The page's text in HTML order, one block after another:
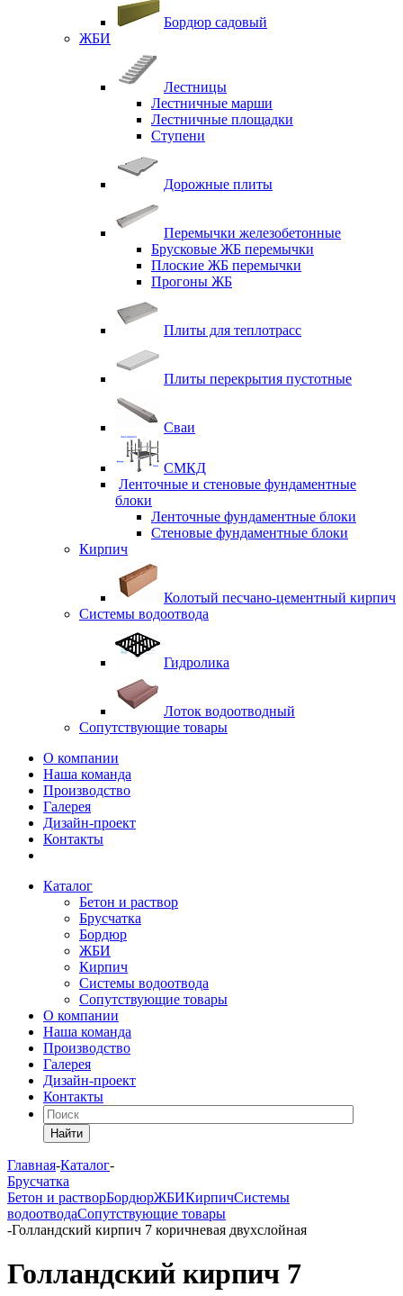
Бордюр садовый
ЖБИ
Лестницы
Лестничные марши
Лестничные площадки
Ступени
Дорожные плиты
Перемычки железобетонные
Брусковые ЖБ перемычки
Плоские ЖБ перемычки
Прогоны ЖБ
Плиты для теплотрасс
Плиты перекрытия пустотные
Сваи
СМКД
Ленточные и стеновые фундаментные
блоки
Ленточные фундаментные блоки
Стеновые фундаментные блоки
Кирпич
Колотый песчано-цементный кирпич
Системы водоотвода
Гидролика
Лоток водоотводный
Сопутствующие товары
О компании
Наша команда
Производство
Галерея
Дизайн-проект
Контакты
Каталог
Бетон и раствор
Брусчатка
Бордюр
ЖБИ
Кирпич
Системы водоотвода
Сопутствующие товары
О компании
Наша команда
Производство
Галерея
Дизайн-проект
Контакты
Найти
Главная-Каталог-
Брусчатка
Бетон и растворБордюрЖБИКирпичСистемы
водоотводаСопутствующие товары
-Голландский кирпич 7 коричневая двухслойная
Голландский кирпич 7